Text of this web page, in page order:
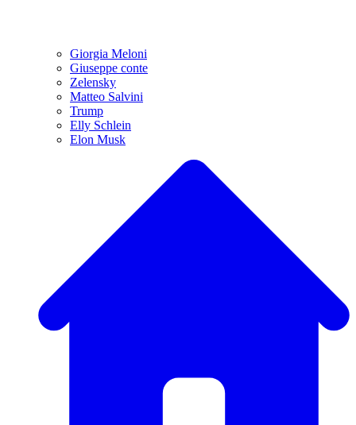
Giorgia Meloni
Giuseppe conte
Zelensky
Matteo Salvini
Trump
Elly Schlein
Elon Musk